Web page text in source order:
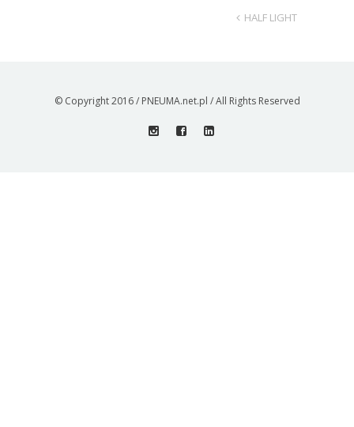
HALF LIGHT
© Copyright 2016 / PNEUMA.net.pl / All Rights Reserved